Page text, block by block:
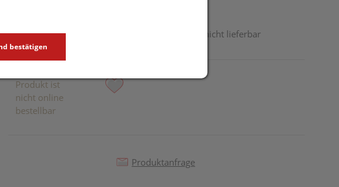
Dieses Produkt ist derzeit vom Hersteller nicht lieferbar
Produkt ist
nicht online
bestellbar
Produktanfrage
bestätigen